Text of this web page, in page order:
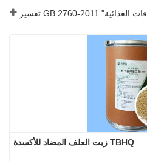
زيت العلف المضاد للأكسدة TBHQ